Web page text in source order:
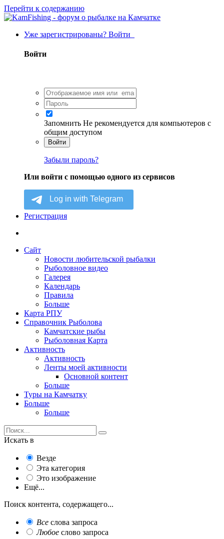
Перейти к содержанию
Уже зарегистрированы? Войти
Войти
Запомнить Не рекомендуется для компьютеров с
общим доступом
Войти
Забыли пароль?
Или войти с помощью одного из сервисов
Регистрация
Сайт
Новости любительской рыбалки
Рыболовное видео
Галерея
Календарь
Правила
Больше
Карта РПУ
Справочник Рыболова
Камчатские рыбы
Рыболовная Карта
Активность
Активность
Ленты моей активности
Основной контент
Больше
Туры на Камчатку
Больше
Больше
Искать в
Везде
Эта категория
Это изображение
Ещё...
Поиск контента, содержащего...
Все слова запроса
Любое слово запроса